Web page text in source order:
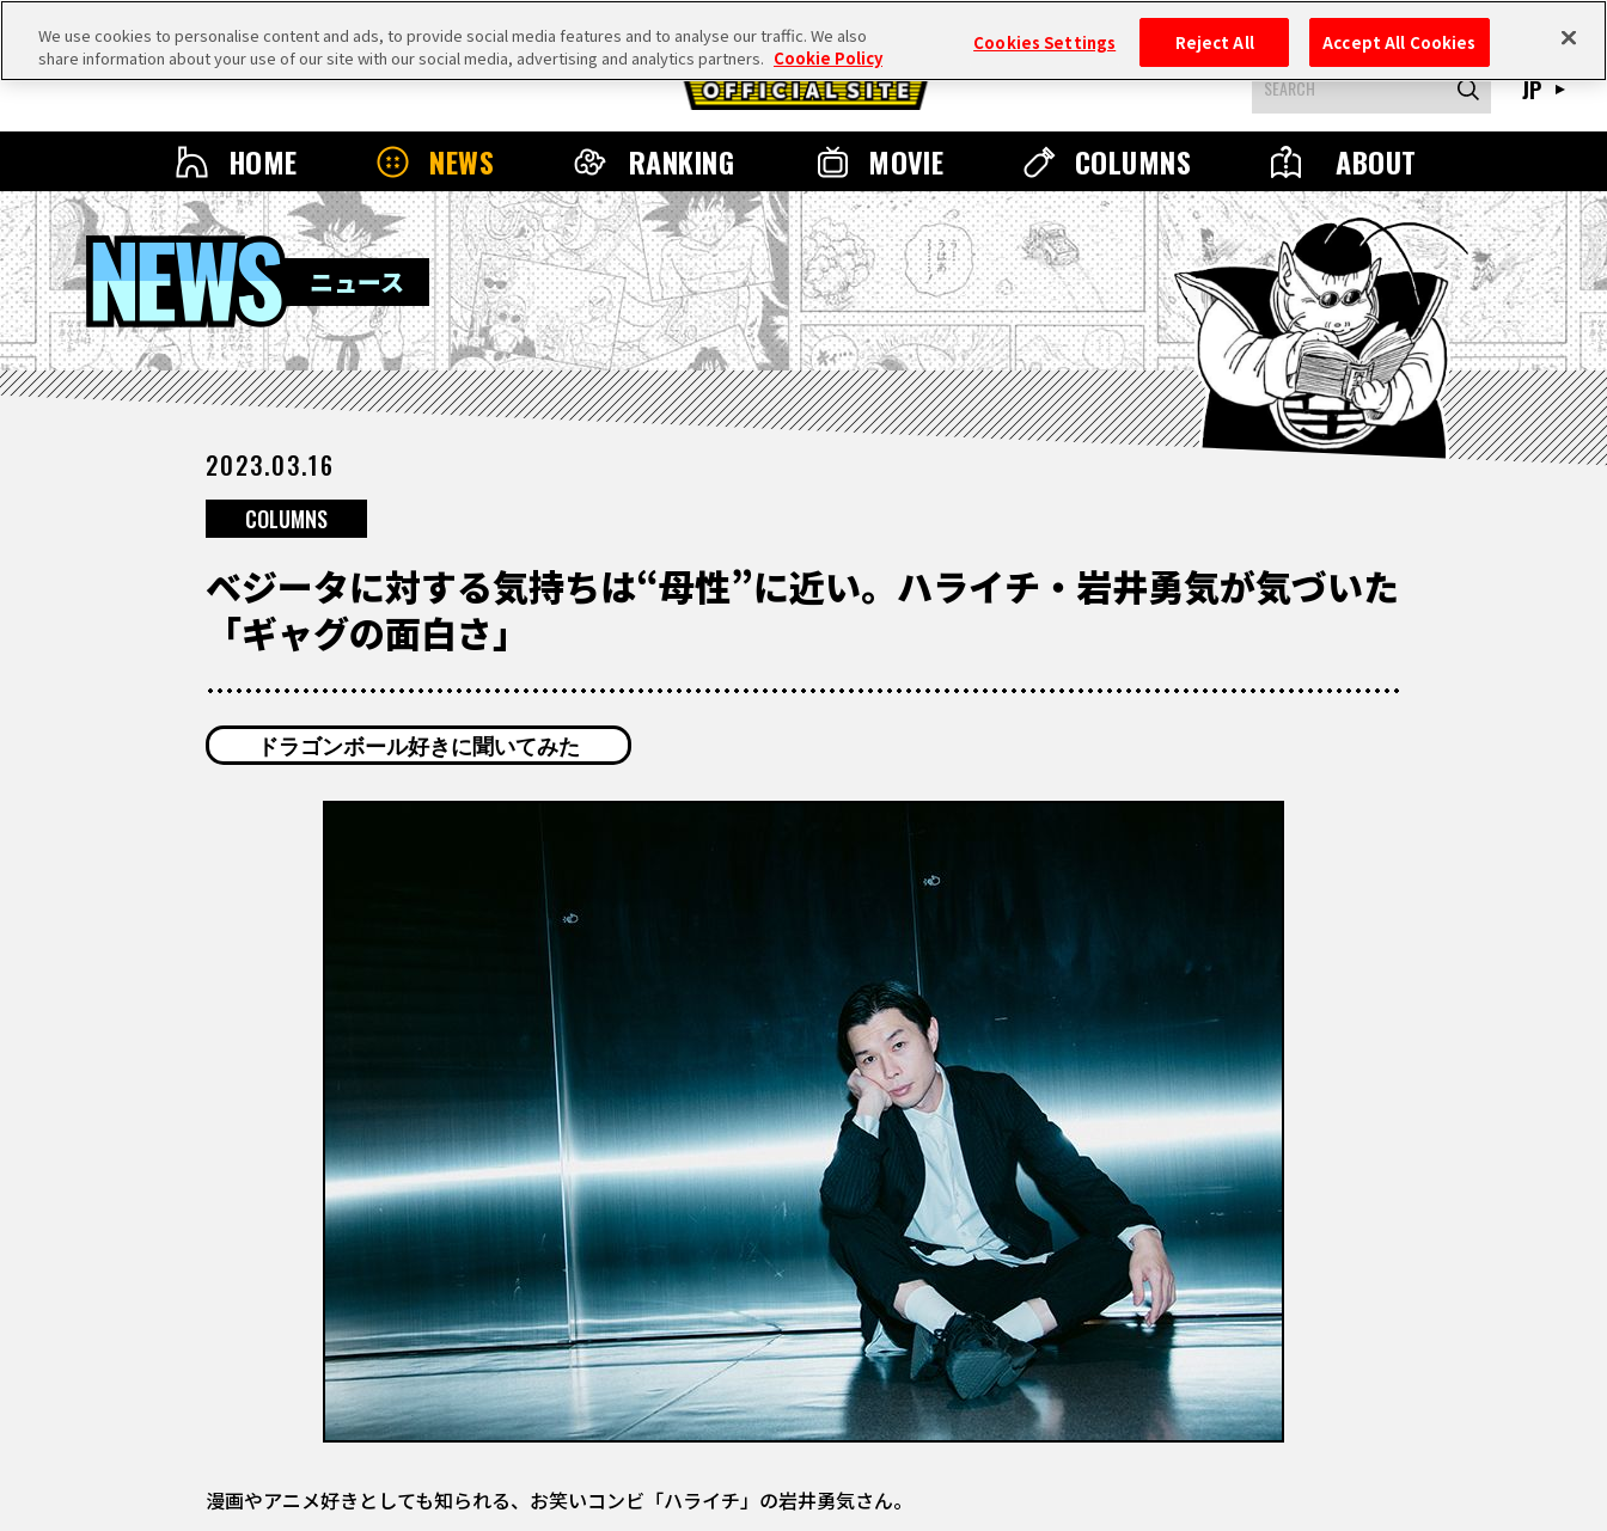
HOME NEWS RANKING MOVIE COLUMNS ABOUT
JP
NEWS
ニュース
2023.03.16
COLUMNS
ベジータに対する気持ちは“母性”に近い。ハライチ・岩井勇気が気づいた
「ギャグの面白さ」
ドラゴンボール好きに聞いてみた
漫画やアニメ好きとしても知られる、お笑いコンビ「ハライチ」の岩井勇気さん。
We use cookies to personalise content and ads, to provide social media features and to analyse our traffic. We also
share information about your use of our site with our social media, advertising and analytics partners. Cookie Policy
Cookies Settings Reject All Accept All Cookies